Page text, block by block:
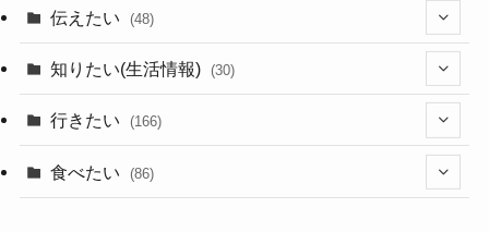
伝えたい (48)
(44)
(1)
知りたい(生活情報) (30)
(10)
(11)
行きたい (166)
(18)
食べたい (86)